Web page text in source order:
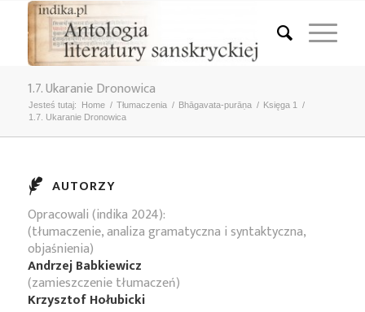
1.7. Ukaranie Dronowica
Jesteś tutaj: Home / Tłumaczenia / Bhāgavata-purāṇa / Księga 1
/
1.7. Ukaranie Dronowica
AUTORZY
Opracowali (indika 2024):
(tłumaczenie, analiza gramatyczna i syntaktyczna,
objaśnienia)
Andrzej Babkiewicz
(zamieszczenie tłumaczeń)
Krzysztof Hołubicki